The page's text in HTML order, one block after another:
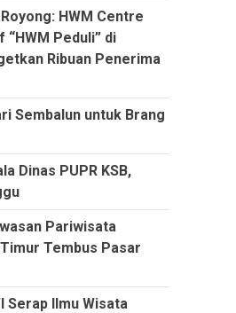
HWM Centre
Peduli” di
Ribuan Penerima
Sembalun untuk Brang
Dinas PUPR KSB,
Pariwisata
Tembus Pasar
Serap Ilmu Wisata